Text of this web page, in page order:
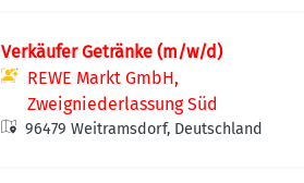
Verkäufer Getränke (m/w/d)
REWE Markt GmbH,
Zweigniederlassung Süd
96479 Weitramsdorf, Deutschland